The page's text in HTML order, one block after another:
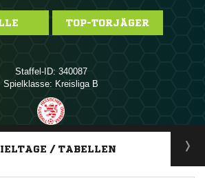
TOP-TORJÄGER
Staffel-ID: 340087
Spielklasse: Kreisliga B
ANZEIGE
/ TABELLEN